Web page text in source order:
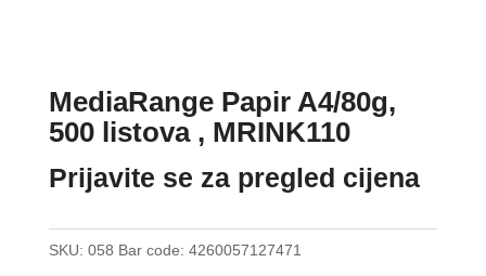
MediaRange Papir A4/80g,
500 listova , MRINK110
Prijavite se za pregled cijena
SKU: 058 Bar code: 4260057127471